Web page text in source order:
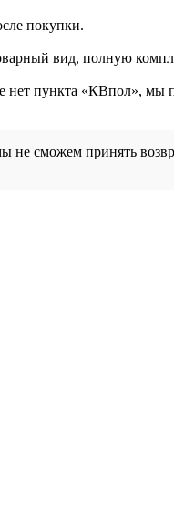
покупки.
вид, полную
нет пункта «КВпол», мы
не сможем принять